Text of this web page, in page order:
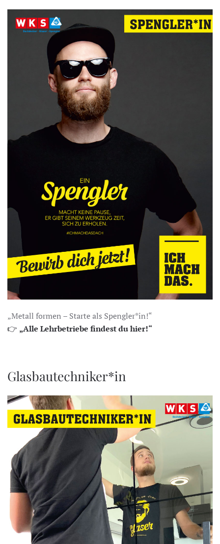
„Metall formen – Starte als Spengler*in!“
👉 „Alle Lehrbetriebe findest du hier!“
Glasbautechniker*in